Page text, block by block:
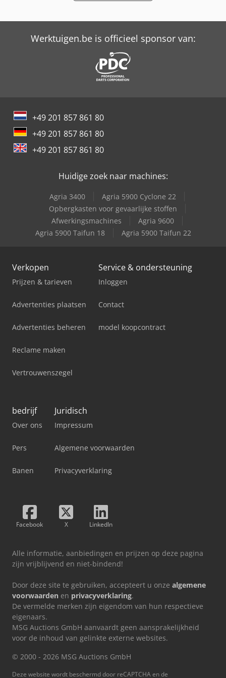
Werktuigen.be is officieel sponsor van:
+49 201 857 861 80
+49 201 857 861 80
+49 201 857 861 80
Huidige zoek naar machines:
Agria 3400
Agria 5900 Cyclone 22
Opbergkasten voor gevaarlijke stoffen
Afwerkingsmachines
Agria 9600
Agria 5900 Taifun 18
Agria 5900 Taifun 22
Verkopen
Prijzen & tarieven
Advertenties plaatsen
Advertenties beheren
Reclame maken
Vertrouwenszegel
Service & ondersteuning
Inloggen
Contact
model koopcontract
bedrijf
Over ons
Pers
Banen
Juridisch
Impressum
Algemene voorwaarden
Privacyverklaring
Facebook X LinkedIn
Alle informatie, aanbiedingen en prijzen op deze pagina
zijn vrijblijvend en niet-bindend!
Door deze site te gebruiken, accepteert u onze algemene
voorwaarden en privacyverklaring.
De vermelde merken zijn eigendom van hun respectieve
eigenaars.
MSG Auctions GmbH aanvaardt geen aansprakelijkheid
voor de inhoud van gelinkte externe websites.
© 2000 - 2026 MSG Auctions GmbH
Deze website wordt beschermd door reCAPTCHA en de